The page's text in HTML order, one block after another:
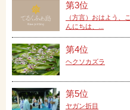
第3位
（方言）おはよう、こ
んにちは、...
第4位
ヘクソカズラ
第5位
ヤガン折目